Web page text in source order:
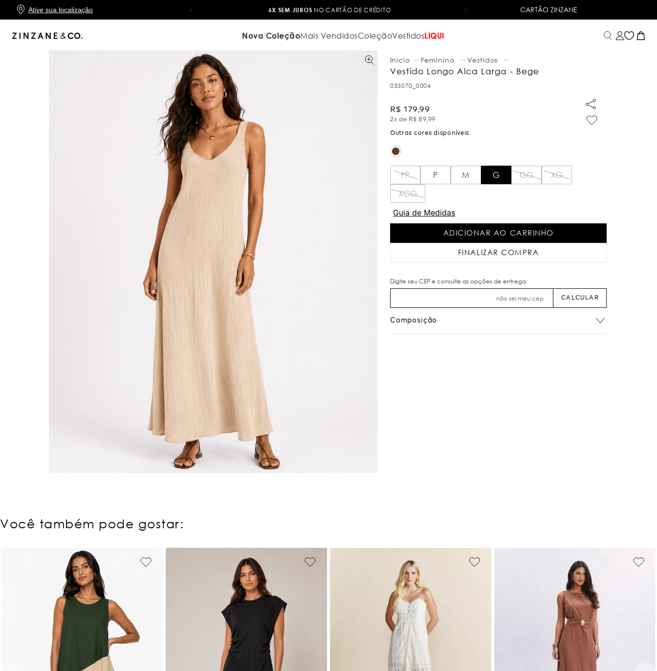
Ative sua localização
TROCA FÁCIL 6X SEM JUROSNO CARTÃO DE CRÉDITO ENTREGA RÁPIDAPARA TODO BRASIL. *CONSULTE
CARTÃO ZINZANE
Nova ColeçãoMais VendidosColeçãoVestidosLIQUI
Feminino Vestidos
Vestido Longo Alca Larga - Bege
033070_0004
R$ 179,99
2x de R$ 89,99
PP P M G GG
XG
XGG
Guia de Medidas
ADICIONAR AO CARRINHO
FINALIZAR COMPRA
não sei meu cep
Composição
Você também pode gostar: